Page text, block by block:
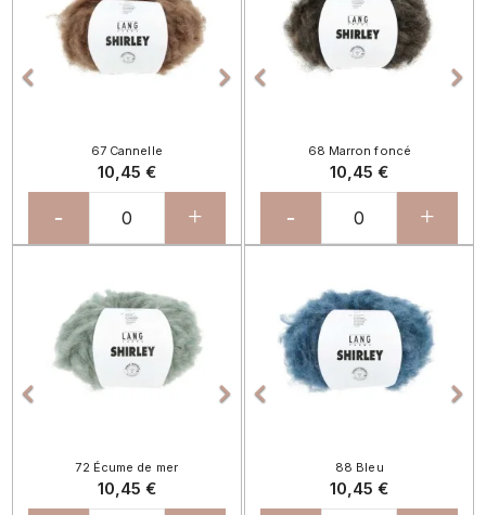
 
67 Cannelle
10,45 €
- +
 
68 Marron foncé
10,45 €
- +
 
72 Écume de mer
10,45 €
 
88 Bleu
10,45 €